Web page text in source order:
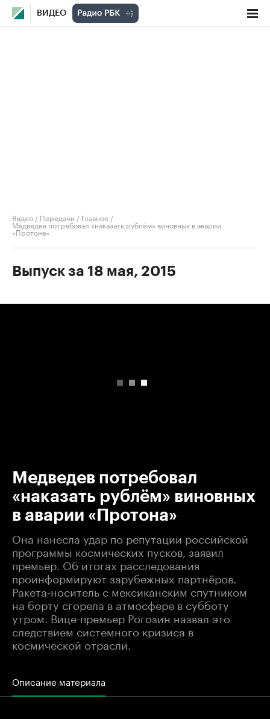
ВИДЕО
Видео / Передачи / Главное /
Медведев потребовал «наказать рублём» виновных в аварии
«Протона»
Выпуск за 18 мая, 2015
Медведев потребовал
«наказать рублём» виновных
в аварии «Протона»
Она нанесла удар по репутации российской
программы космических пусков, заявил
премьер. Об итогах расследования
проинформируют зарубежных партнёров.
Ракета-носитель с мексиканским спутником
на борту сгорела в атмосфере в субботу
утром. Вице-премьер Рогозин назвал это
следствием системного кризиса в
космической отрасли.
Описание материала